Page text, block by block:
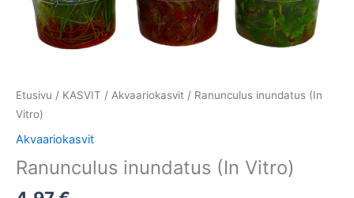
Etusivu / KASVIT / Akvaariokasvit / Ranunculus inundatus (In
Vitro)
Akvaariokasvit
Ranunculus inundatus (In Vitro)